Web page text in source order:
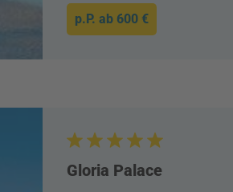
p.P. ab 600 €
Gloria Palace